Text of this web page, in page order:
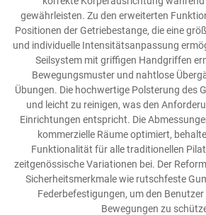
gewährleisten. Zu den erweiterten
Positionen der Getriebestange, die eine
und individuelle Intensitätsanpassung
Seilsystem mit griffigen Handgriffen
Bewegungsmuster und nahtlose
Übungen. Die hochwertige Polsterung des
und leicht zu reinigen, was den
Einrichtungen entspricht. Die
kommerzielle Räume optimiert,
Funktionalität für alle traditionellen
zeitgenössische Variationen bei. Der
Sicherheitsmerkmale wie rutschfeste
Federbefestigungen, um den
Bewegungen zu